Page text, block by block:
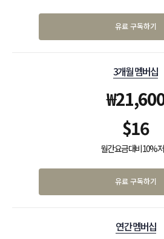
유료 구독하기
3개월 멤버십
₩
$16
월간 요금 대비 10%
유료 구독하기
연간 멤버십